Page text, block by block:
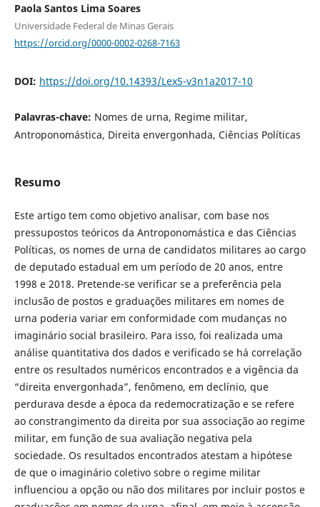
Paola Santos Lima Soares
Universidade Federal de Minas Gerais
https://orcid.org/0000-0002-0268-7163
DOI: https://doi.org/10.14393/Lex5-v3n1a2017-10
Palavras-chave: Nomes de urna, Regime militar,
Antroponomástica, Direita envergonhada, Ciências Políticas
Resumo
Este artigo tem como objetivo analisar, com base nos
pressupostos teóricos da Antroponomástica e das Ciências
Políticas, os nomes de urna de candidatos militares ao cargo
de deputado estadual em um período de 20 anos, entre
1998 e 2018. Pretende-se verificar se a preferência pela
inclusão de postos e graduações militares em nomes de
urna poderia variar em conformidade com mudanças no
imaginário social brasileiro. Para isso, foi realizada uma
análise quantitativa dos dados e verificado se há correlação
entre os resultados numéricos encontrados e a vigência da
“direita envergonhada”, fenômeno, em declínio, que
perdurava desde a época da redemocratização e se refere
ao constrangimento da direita por sua associação ao regime
militar, em função de sua avaliação negativa pela
sociedade. Os resultados encontrados atestam a hipótese
de que o imaginário coletivo sobre o regime militar
influenciou a opção ou não dos militares por incluir postos e